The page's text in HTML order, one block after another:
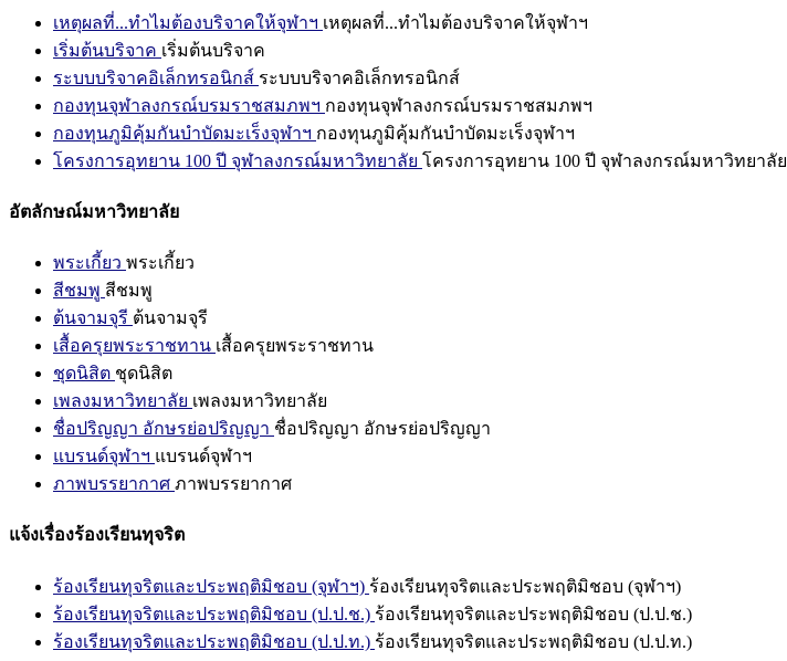
เหตุผลที่...ทำไมต้องบริจาคให้จุฬาฯ เหตุผลที่...ทำไมต้องบริจาคให้จุฬาฯ
เริ่มต้นบริจาค เริ่มต้นบริจาค
ระบบบริจาคอิเล็กทรอนิกส์ ระบบบริจาคอิเล็กทรอนิกส์
กองทุนจุฬาลงกรณ์บรมราชสมภพฯ กองทุนจุฬาลงกรณ์บรมราชสมภพฯ
กองทุนภูมิคุ้มกันบำบัดมะเร็งจุฬาฯ กองทุนภูมิคุ้มกันบำบัดมะเร็งจุฬาฯ
โครงการอุทยาน 100 ปี จุฬาลงกรณ์มหาวิทยาลัย โครงการอุทยาน 100 ปี จุฬาลงกรณ์มหาวิทยาลัย
อัตลักษณ์มหาวิทยาลัย
พระเกี้ยว พระเกี้ยว
สีชมพู สีชมพู
ต้นจามจุรี ต้นจามจุรี
เสื้อครุยพระราชทาน เสื้อครุยพระราชทาน
ชุดนิสิต ชุดนิสิต
เพลงมหาวิทยาลัย เพลงมหาวิทยาลัย
ชื่อปริญญา อักษรย่อปริญญา ชื่อปริญญา อักษรย่อปริญญา
แบรนด์จุฬาฯ แบรนด์จุฬาฯ
ภาพบรรยากาศ ภาพบรรยากาศ
แจ้งเรื่องร้องเรียนทุจริต
ร้องเรียนทุจริตและประพฤติมิชอบ (จุฬาฯ) ร้องเรียนทุจริตและประพฤติมิชอบ (จุฬาฯ)
ร้องเรียนทุจริตและประพฤติมิชอบ (ป.ป.ช.) ร้องเรียนทุจริตและประพฤติมิชอบ (ป.ป.ช.)
ร้องเรียนทุจริตและประพฤติมิชอบ (ป.ป.ท.) ร้องเรียนทุจริตและประพฤติมิชอบ (ป.ป.ท.)